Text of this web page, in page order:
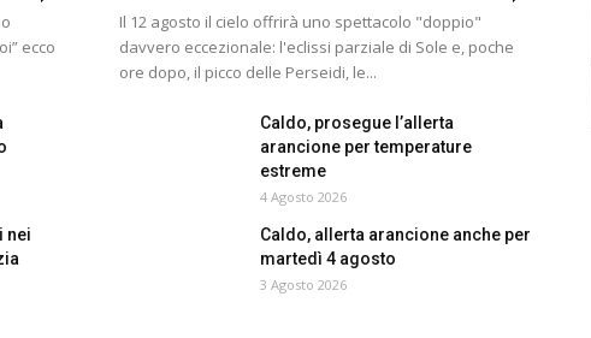
ecco
nei
Il 12 agosto il cielo offrirà uno spettacolo "doppio"
davvero eccezionale: l'eclissi parziale di Sole e, poche
ore dopo, il picco delle Perseidi, le...
Caldo, prosegue l’allerta
arancione per temperature
estreme
4 Agosto 2026
Caldo, allerta arancione anche per
martedì 4 agosto
3 Agosto 2026